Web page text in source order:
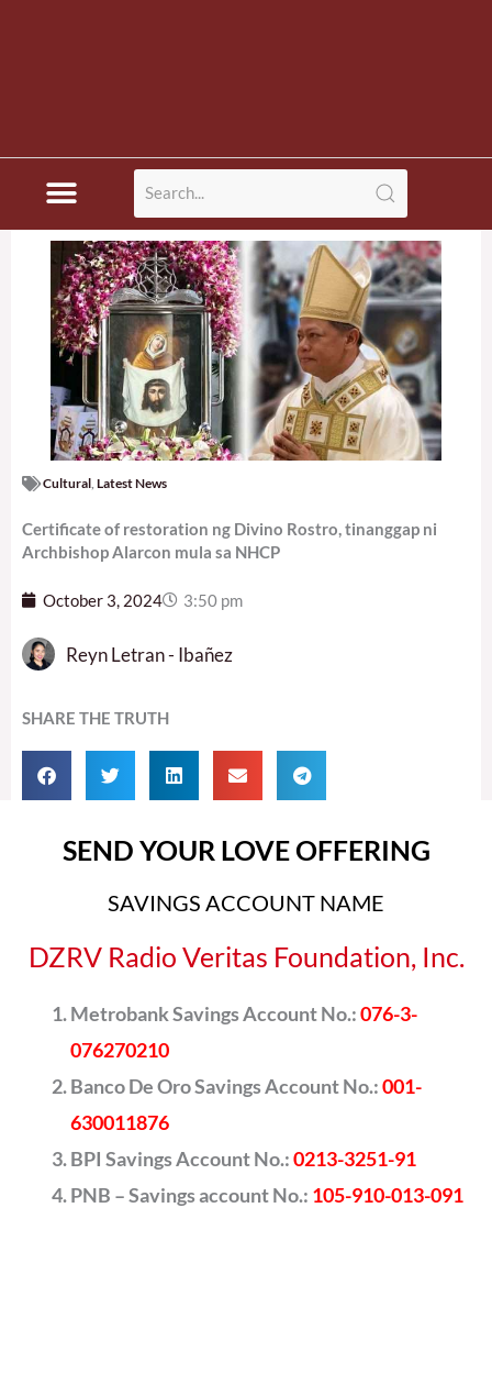
Cultural Latest News
Certificate of restoration ng Divino Rostro, tinanggap ni
Archbishop Alarcon mula sa NHCP
October 3, 2024 3:50 pm
Reyn Letran - Ibañez
SHARE THE TRUTH
SEND YOUR LOVE OFFERING
SAVINGS ACCOUNT NAME
DZRV Radio Veritas Foundation, Inc.
Metrobank Savings Account No.:076-3-
076270210
Banco De Oro Savings Account No.:001-
630011876
BPI Savings Account No.:0213-3251-91
PNB – Savings account No.: 105-910-013-091